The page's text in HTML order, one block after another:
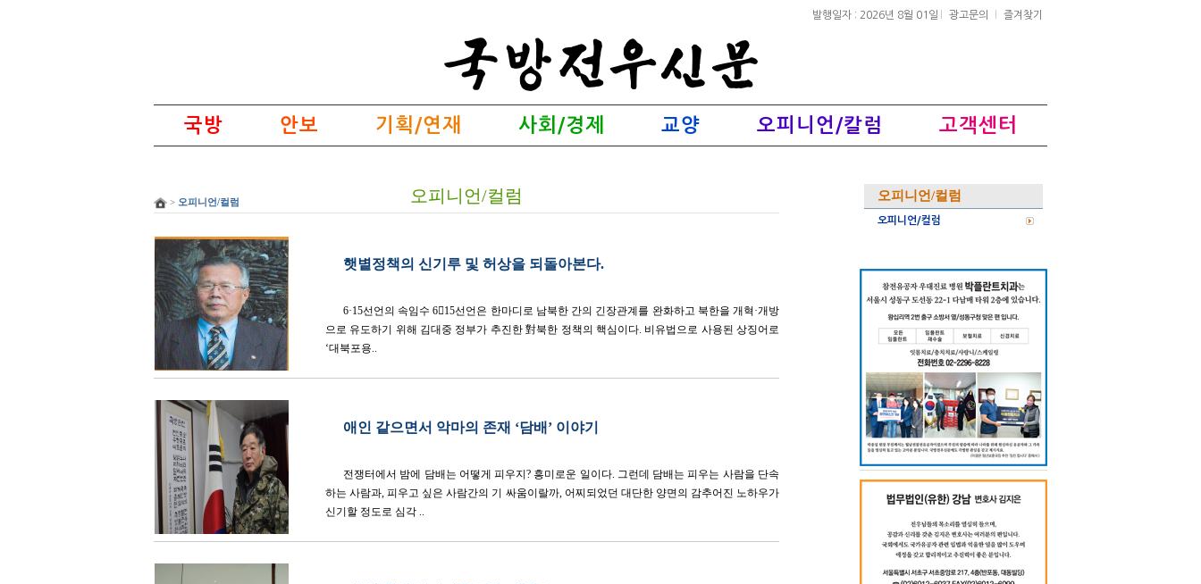
발행일자 : 2026년 8월 01일 광고문의 즐겨찾기
국방 안보 기획/연재 사회/경제 교양 오피니언/칼럼 고객센터
오피니언/컬럼
오피니언/컬럼
오피니언/컬럼
> 오피니언/컬럼
햇볕정책의 신기루 및 허상을 되돌아본다.
6·15선언의 속임수 615선언은 한마디로 남북한 간의 긴장관계를 완화하고 북한을 개혁·개방
으로 유도하기 위해 김대중 정부가 추진한 對북한 정책의 핵심이다. 비유법으로 사용된 상징어로
‘대북포용..
애인 같으면서 악마의 존재 ‘담배’ 이야기
전쟁터에서 밤에 담배는 어떻게 피우지? 흥미로운 일이다. 그런데 담배는 피우는 사람을 단속
하는 사람과, 피우고 싶은 사람간의 기 싸움이랄까, 어찌되었던 대단한 양면의 감추어진 노하우가
신기할 정도로 심각 ..